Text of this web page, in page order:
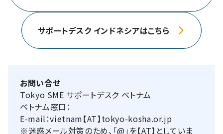
サポートデスク インドネシアはこちら
お問い合せ
Tokyo SME サポートデスク ベトナム
ベトナム窓口：
E-mail：vietnam【AT】tokyo-kosha.or.jp
※迷惑メール対策のため、「@」を【AT】としていま